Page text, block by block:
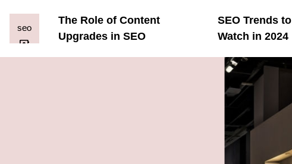
The Role of Content
Upgrades in SEO
SEO Trends to
Watch in 2024